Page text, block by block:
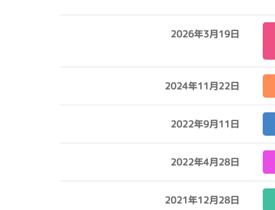
2026年3月19日
2024年11月22日
2022年9月11日
2022年4月28日
2021年12月28日